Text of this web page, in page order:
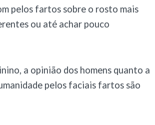
pelos fartos sobre o rosto mais
ou até achar pouco
a opinião dos homens quanto a
pelos faciais fartos são